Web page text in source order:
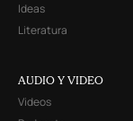
Ideas
Literatura
AUDIO Y VIDEO
Videos